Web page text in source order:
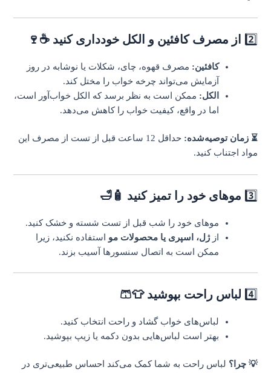
از مصرف کافئین و الکل خودداری کنید ☕🍷
کافئین:مصرف قهوه، چای، شکلات یا نوشابه در روز
آزمایش می‌تواند چرخه خواب را مختل کند.
الکل:ممکن است به نظر برسد که الکل خواب‌آور است،
اما در واقع، کیفیت خواب را کاهش می‌دهد.
⏳ زمان توصیه‌شده:
حداقل 12 ساعت قبل از تست از مصرف این
مواد اجتناب کنید.
موهای خود را تمیز کنید 🧴🛁
موهای خود را شب قبل از تست شسته و خشک کنید.
از
ژل، اسپری یا محصولات مواستفاده نکنید، زیرا
ممکن است به اتصال سنسورها آسیب بزند.
لباس راحت بپوشید 👕🩳
لباس‌های خواب گشاد و راحت انتخاب کنید.
بهتر است لباس‌هایی بدون دکمه یا زیپ بپوشید.
💡 چرا؟لباس راحت به شما کمک می‌کند احساس طبیعی‌تری در